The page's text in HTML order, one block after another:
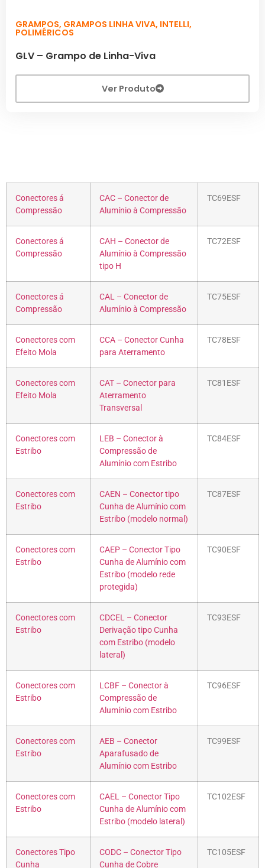
GRAMPOS, GRAMPOS LINHA VIVA, INTELLI,
POLIMÉRICOS
GLV – Grampo de Linha-Viva
Ver Produto
Conectores á
Compressão
CAC – Conector de
Alumínio à Compressão
TC69ESF
Conectores á
Compressão
CAH – Conector de
Alumínio à Compressão
tipo H
TC72ESF
Conectores á
Compressão
CAL – Conector de
Alumínio à Compressão
TC75ESF
Conectores com
Efeito Mola
CCA – Conector Cunha
para Aterramento
TC78ESF
Conectores com
Efeito Mola
CAT – Conector para
Aterramento
Transversal
TC81ESF
Conectores com
Estribo
LEB – Conector à
Compressão de
Alumínio com Estribo
TC84ESF
Conectores com
Estribo
CAEN – Conector tipo
Cunha de Alumínio com
Estribo (modelo normal)
TC87ESF
Conectores com
Estribo
CAEP – Conector Tipo
Cunha de Alumínio com
Estribo (modelo rede
protegida)
TC90ESF
Conectores com
Estribo
CDCEL – Conector
Derivação tipo Cunha
com Estribo (modelo
lateral)
TC93ESF
Conectores com
Estribo
LCBF – Conector à
Compressão de
Alumínio com Estribo
TC96ESF
Conectores com
Estribo
AEB – Conector
Aparafusado de
Alumínio com Estribo
TC99ESF
Conectores com
Estribo
CAEL – Conector Tipo
Cunha de Alumínio com
Estribo (modelo lateral)
TC102ESF
Conectores Tipo
Cunha
CODC – Conector Tipo
Cunha de Cobre
TC105ESF